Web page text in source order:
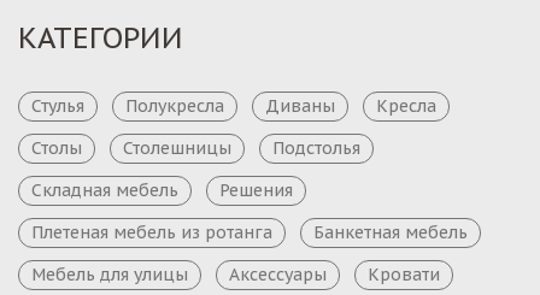
КАТЕГОРИИ
Стулья Полукресла Диваны
Кресла
Столы
Столешницы
Подстолья
Складная мебель
Решения
Плетеная мебель из ротанга
Банкетная мебель
Мебель для улицы
Аксессуары Кровати